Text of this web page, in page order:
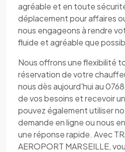
agréable et en toute
déplacement pour affaires
nous engageons à rendre
fluide et agréable que
Nous offrons une flexibilité
réservation de votre
nous dès aujourd'hui au
de vos besoins et recevoir
pouvez également utiliser
demande en ligne ou nous
une réponse rapide. Avec
AEROPORT MARSEILLE,